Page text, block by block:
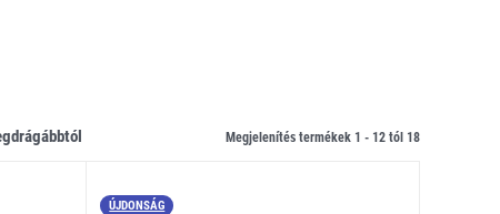
Megjelenítés termékek 1 - 12 tól 18
ÚJDONSÁG